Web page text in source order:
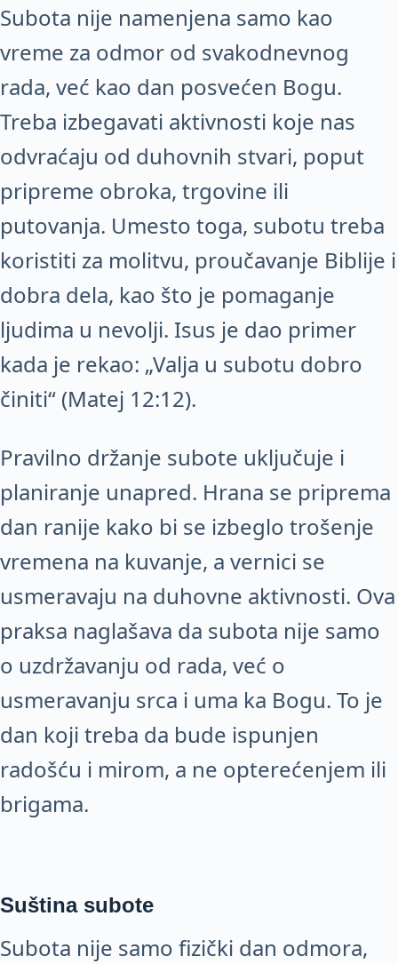
Subota nije namenjena samo kao
vreme za odmor od svakodnevnog
rada, već kao dan posvećen Bogu.
Treba izbegavati aktivnosti koje nas
odvraćaju od duhovnih stvari, poput
pripreme obroka, trgovine ili
putovanja. Umesto toga, subotu treba
koristiti za molitvu, proučavanje Biblije i
dobra dela, kao što je pomaganje
ljudima u nevolji. Isus je dao primer
kada je rekao: „Valja u subotu dobro
činiti“ (Matej 12:12).
Pravilno držanje subote uključuje i
planiranje unapred. Hrana se priprema
dan ranije kako bi se izbeglo trošenje
vremena na kuvanje, a vernici se
usmeravaju na duhovne aktivnosti. Ova
praksa naglašava da subota nije samo
o uzdržavanju od rada, već o
usmeravanju srca i uma ka Bogu. To je
dan koji treba da bude ispunjen
radošću i mirom, a ne opterećenjem ili
brigama.
Suština subote
Subota nije samo fizički dan odmora,